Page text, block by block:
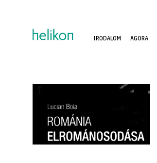
IRODALOM AGORA